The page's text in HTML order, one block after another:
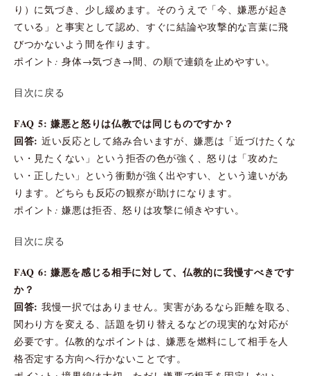
り）に気づき、少し緩めます。そのうえで「今、嫌悪が起き
ている」と事実として認め、すぐに結論や攻撃的な言葉に飛
びつかないよう間を作ります。
ポイント: 身体→気づき→間、の順で連鎖を止めやすい。
目次に戻る
FAQ 5: 嫌悪と怒りは仏教では同じものですか？
回答: 近い反応として絡み合いますが、嫌悪は「近づけたくな
い・見たくない」という拒否の色が強く、怒りは「攻めた
い・正したい」という衝動が強く出やすい、という違いがあ
ります。どちらも反応の観察が助けになります。
ポイント: 嫌悪は拒否、怒りは攻撃に傾きやすい。
目次に戻る
FAQ 6: 嫌悪を感じる相手に対して、仏教的に我慢すべきです
か？
回答: 我慢一択ではありません。実害があるなら距離を取る、
関わり方を変える、話題を切り替えるなどの現実的な対応が
必要です。仏教的なポイントは、嫌悪を燃料にして相手を人
格否定する方向へ行かないことです。